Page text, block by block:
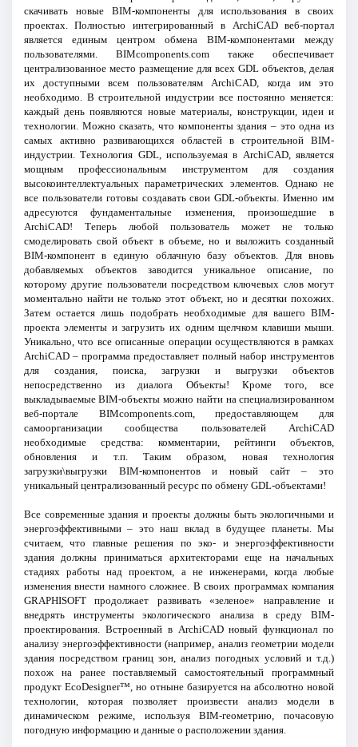
скачивать новые BIM-компоненты для использования в своих
проектах. Полностью интегрированный в ArchiCAD веб-портал
является единым центром обмена BIM-компонентами между
пользователями. BIMcomponents.com также обеспечивает
централизованное место размещение для всех GDL объектов, делая
их доступными всем пользователям ArchiCAD, когда им это
необходимо. В строительной индустрии все постоянно меняется:
каждый день появляются новые материалы, конструкции, идеи и
технологии. Можно сказать, что компоненты здания – это одна из
самых активно развивающихся областей в строительной BIM-
индустрии. Технология GDL, используемая в ArchiCAD, является
мощным профессиональным инструментом для создания
высокоинтеллектуальных параметрических элементов. Однако не
все пользователи готовы создавать свои GDL-объекты. Именно им
адресуются фундаментальные изменения, произошедшие в
ArchiCAD! Теперь любой пользователь может не только
смоделировать свой объект в объеме, но и выложить созданный
BIM-компонент в единую облачную базу объектов. Для вновь
добавляемых объектов заводится уникальное описание, по
которому другие пользователи посредством ключевых слов могут
моментально найти не только этот объект, но и десятки похожих.
Затем остается лишь подобрать необходимые для вашего BIM-
проекта элементы и загрузить их одним щелчком клавиши мыши.
Уникально, что все описанные операции осуществляются в рамках
ArchiCAD – программа предоставляет полный набор инструментов
для создания, поиска, загрузки и выгрузки объектов
непосредственно из диалога Объекты! Кроме того, все
выкладываемые BIM-объекты можно найти на специализированном
веб-портале BIMcomponents.com, предоставляющем для
самоорганизации сообщества пользователей ArchiCAD
необходимые средства: комментарии, рейтинги объектов,
обновления и т.п. Таким образом, новая технология
загрузки\выгрузки BIM-компонентов и новый сайт – это
уникальный централизованный ресурс по обмену GDL-объектами!
Все современные здания и проекты должны быть экологичными и
энергоэффективными – это наш вклад в будущее планеты. Мы
считаем, что главные решения по эко- и энергоэффективности
здания должны приниматься архитекторами еще на начальных
стадиях работы над проектом, а не инженерами, когда любые
изменения внести намного сложнее. В своих программах компания
GRAPHISOFT продолжает развивать «зеленое» направление и
внедрять инструменты экологического анализа в среду BIM-
проектирования. Встроенный в ArchiCAD новый функционал по
анализу энергоэффективности (например, анализ геометрии модели
здания посредством границ зон, анализ погодных условий и т.д.)
похож на ранее поставляемый самостоятельный программный
продукт EcoDesigner™, но отныне базируется на абсолютно новой
технологии, которая позволяет произвести анализ модели в
динамическом режиме, используя BIM-геометрию, почасовую
погодную информацию и данные о расположении здания.